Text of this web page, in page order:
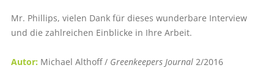
Mr. Phillips, vielen Dank für dieses wunderbare Interview
und die zahlreichen Einblicke in Ihre Arbeit.
Autor: Michael Althoff / Greenkeepers Journal 2/2016